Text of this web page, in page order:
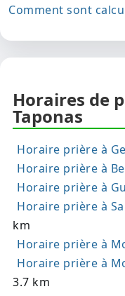
Comment sont
Horaires de
Taponas
Horaire prière à
Horaire prière à
Horaire prière à
Horaire prière à
km
Horaire prière à
Horaire prière à
3.7 km